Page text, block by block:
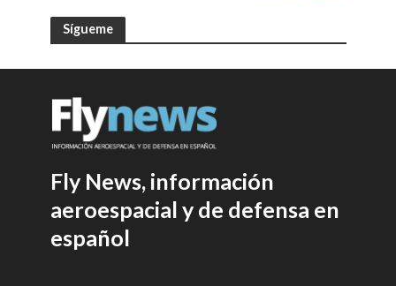
Sígueme
Fly News, información
aeroespacial y de defensa en
español